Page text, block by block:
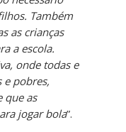
Também
as crianças
a escola.
onde todas e
e pobres,
que as
jogar bola”.